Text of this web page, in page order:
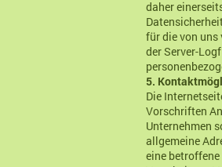
daher
für die von uns
der Server-
5.
Die
Vorschriften
Unternehmen
allgemeine
eine